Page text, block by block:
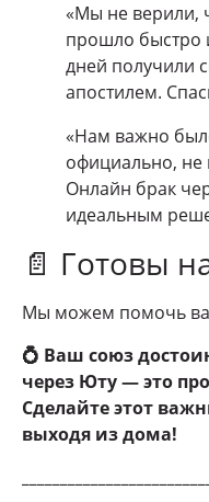
«Мы не верили,
прошло быстро
дней получили
апостилем.
«Нам важно
официально, не
Онлайн брак
идеальным
📄 Готовы
Мы можем помочь
💍 Ваш союз
через Юту — это
Сделайте этот
выходя из дома!